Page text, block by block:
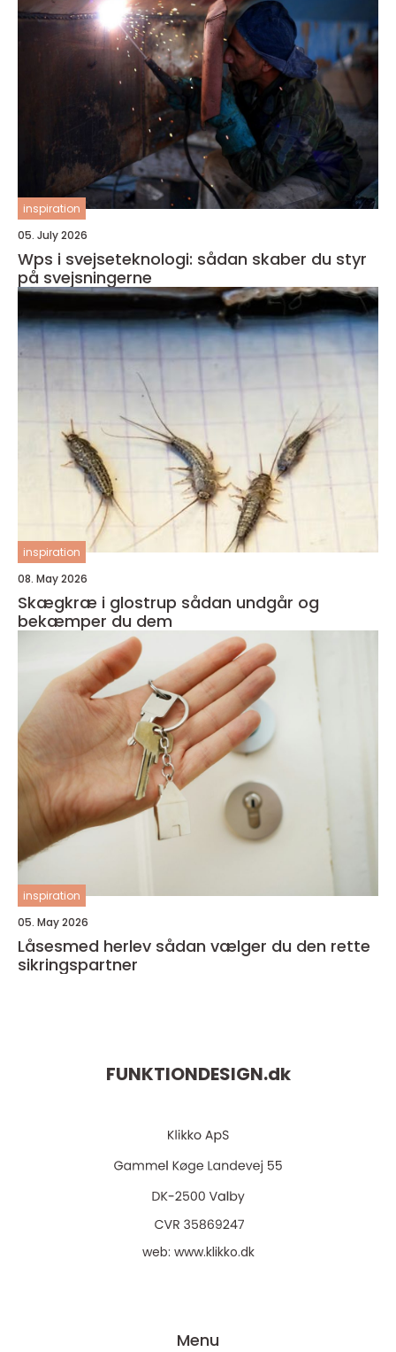
inspiration
05. July 2026
Wps i svejseteknologi: sådan skaber du styr
på svejsningerne
inspiration
08. May 2026
Skægkræ i glostrup sådan undgår og
bekæmper du dem
inspiration
05. May 2026
Låsesmed herlev sådan vælger du den rette
sikringspartner
FUNKTIONDESIGN.dk
web: www.klikko.dk
Menu